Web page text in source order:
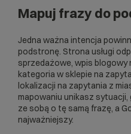
Mapuj frazy do
Jedna ważna intencja
podstronę. Strona usługi
sprzedażowe, wpis blogowy
kategoria w sklepie na
lokalizacji na zapytania z
mapowaniu unikasz
ze sobą o tę samą frazę, a
najważniejszy.